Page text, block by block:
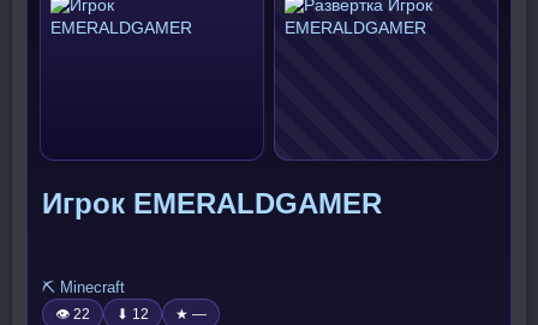
Игрок EMERALDGAMER
⛏️ Minecraft
👁 22 ⬇ 12 ★ —